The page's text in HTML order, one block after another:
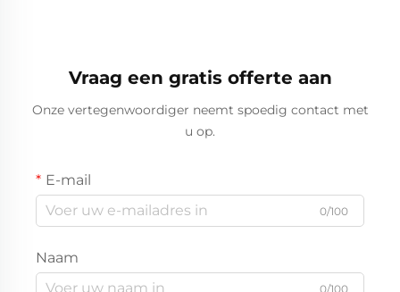
catering en kunst
Vraag een gratis offerte aan
Onze vertegenwoordiger neemt spoedig contact met
u op.
E-mail
0/100
Naam
0/100